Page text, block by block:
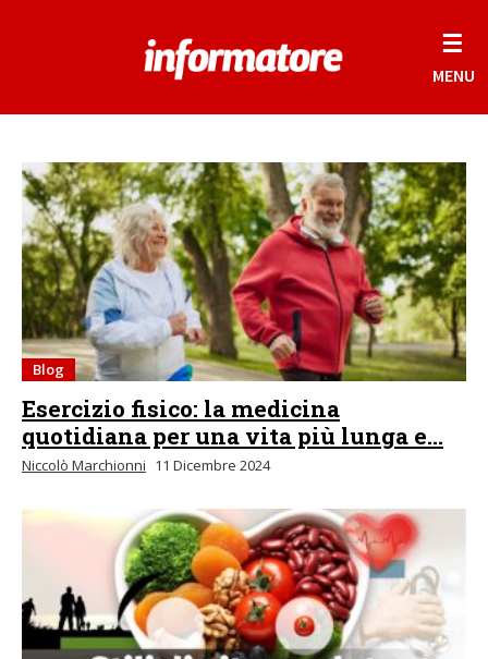
☰
MENU
Blog
Esercizio fisico: la medicina
quotidiana per una vita più lunga e...
Niccolò Marchionni 11 Dicembre 2024